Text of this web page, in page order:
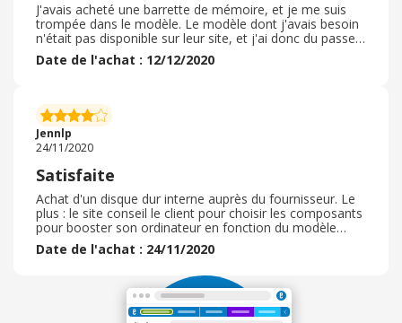
J'avais acheté une barrette de mémoire, et je me suis
trompée dans le modèle. Le modèle dont j'avais besoin
n'était pas disponible sur leur site, et j'ai donc du passer
ma commande ailleurs. Cependant, Crucial m'a
remboursé de cet achat sans problème, malgré mon
sans que doive les relancer. Je recommande pour ce
professionnalisme, et retournerait sur ce site pour de
prochains achats. .
Date de l'achat : 12/12/2020
Jennlp
24/11/2020
Satisfaite
Achat d'un disque dur interne auprès du fournisseur. Le
plus : le site conseil le client pour choisir les composants
pour booster son ordinateur en fonction du modèle
d'ordinateur qu'il dispose. La livraison rapide et
l'installation simple. Le disque dur est silencieux et
du produit. Je retire une étoile pour le manque de suivi
sur la livraison et le fait qu'il soit déposé dans ma boîte
aux lettres, sans signature... Le rapport qualité-prix est
Date de l'achat : 24/11/2020